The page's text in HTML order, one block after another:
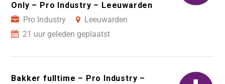
Only – Pro Industry – Leeuwarden
Pro Industry
Leeuwarden
21 uur geleden geplaatst
Bakker fulltime – Pro Industry –